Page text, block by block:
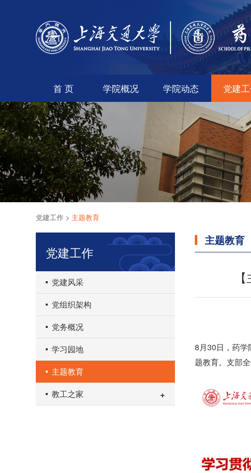
首 页 学院概况 学院动态 党建
党建工作 > 主题教育
党建工作
党建风采
党组织架构
党务概况
学习园地
主题教育
教工之家
主题教育
8月30日，药学
题教育。支部